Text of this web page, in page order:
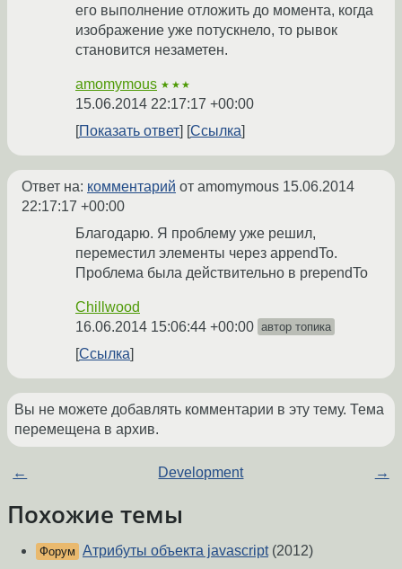
его выполнение отложить до момента, когда
изображение уже потускнело, то рывок
становится незаметен.
amomymous ★★★
15.06.2014 22:17:17 +00:00
Показать ответ
Ссылка
Ответ на: комментарий от amomymous 15.06.2014
22:17:17 +00:00
Благодарю. Я проблему уже решил,
переместил элементы через appendTo.
Проблема была действительно в prependTo
Chillwood
16.06.2014 15:06:44 +00:00 автор топика
Ссылка
Вы не можете добавлять комментарии в эту тему. Тема
перемещена в архив.
← Development →
Похожие темы
Форум Атрибуты объекта javascript(2012)